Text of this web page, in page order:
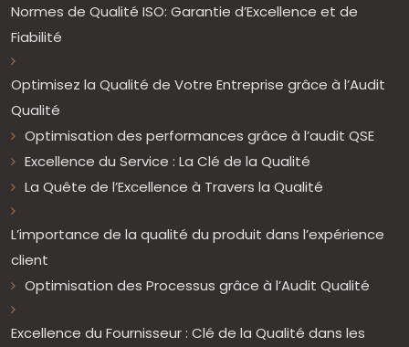
Normes de Qualité ISO: Garantie d’Excellence et de
Fiabilité
Optimisez la Qualité de Votre Entreprise grâce à l’Audit
Qualité
Optimisation des performances grâce à l’audit QSE
Excellence du Service : La Clé de la Qualité
La Quête de l’Excellence à Travers la Qualité
L’importance de la qualité du produit dans l’expérience
client
Optimisation des Processus grâce à l’Audit Qualité
Excellence du Fournisseur : Clé de la Qualité dans les